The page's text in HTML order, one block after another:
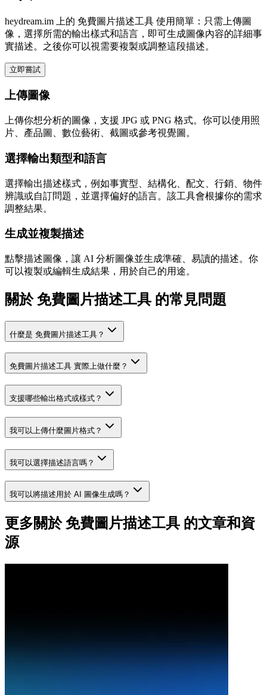
heydream.im 上的 免費圖片描述工具 使用簡單：只需上傳圖
像，選擇所需的輸出樣式和語言，即可生成圖像內容的詳細事
實描述。之後你可以視需要複製或調整這段描述。
立即嘗試
上傳圖像
上傳你想分析的圖像，支援 JPG 或 PNG 格式。你可以使用照
片、產品圖、數位藝術、截圖或參考視覺圖。
選擇輸出類型和語言
選擇輸出描述樣式，例如事實型、結構化、配文、行銷、物件
辨識或自訂問題，並選擇偏好的語言。該工具會根據你的需求
調整結果。
生成並複製描述
點擊描述圖像，讓 AI 分析圖像並生成準確、易讀的描述。你
可以複製或編輯生成結果，用於自己的用途。
關於 免費圖片描述工具 的常見問題
什麼是 免費圖片描述工具？
免費圖片描述工具 實際上做什麼？
支援哪些輸出格式或樣式？
我可以上傳什麼圖片格式？
我可以選擇描述語言嗎？
我可以將描述用於 AI 圖像生成嗎？
更多關於 免費圖片描述工具 的文章和資
源